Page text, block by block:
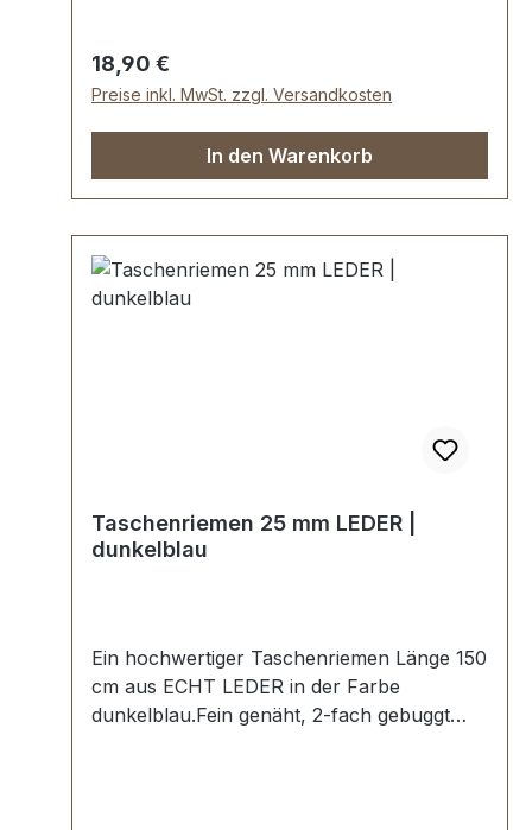
Regulärer Preis:
18,90 €
Preise inkl. MwSt. zzgl. Versandkosten
In den Warenkorb
Taschenriemen 25 mm LEDER |
dunkelblau
Ein hochwertiger Taschenriemen Länge 150
cm aus ECHT LEDER in der Farbe
dunkelblau.Fein genäht, 2-fach gebuggt